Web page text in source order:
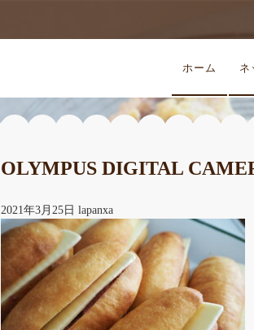
ホーム ネ
OLYMPUS DIGITAL
2021年3月25日 lapanxa